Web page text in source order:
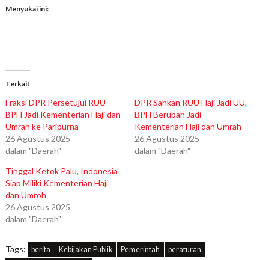
Menyukai ini:
Terkait
Fraksi DPR Persetujui RUU
BPH Jadi Kementerian Haji dan
Umrah ke Paripurna
26 Agustus 2025
dalam "Daerah"
DPR Sahkan RUU Haji Jadi UU,
BPH Berubah Jadi
Kementerian Haji dan Umrah
26 Agustus 2025
dalam "Daerah"
Tinggal Ketok Palu, Indonesia
Siap Miliki Kementerian Haji
dan Umroh
26 Agustus 2025
dalam "Daerah"
Tags: berita Kebijakan Publik Pemerintah
peraturan